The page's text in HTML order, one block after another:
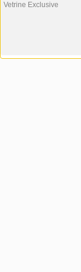
Vetrine Exclusive